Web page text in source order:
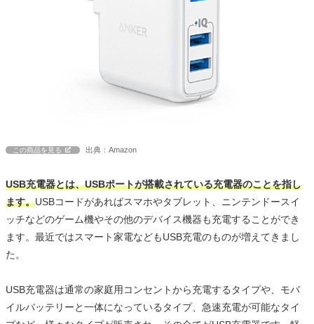
この商品を見る 出典：Amazon
USB充電器とは、USBポートが搭載されている充電器のことを指し
ます。USBコードがあればスマホやタブレット、ニンテンドースイ
ッチなどのゲーム機やその他のデバイス機器も充電することができ
ます。最近ではスマート家電などもUSB充電のものが増えてきまし
た。
USB充電器は通常の家庭用コンセントから充電するタイプや、モバ
イルバッテリーと一体になっているタイプ、急速充電が可能なタイ